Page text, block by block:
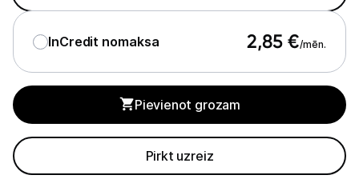
Lādētāji, kabeļi un adapteri
Brīvroku austiņas
Piederumi
Stacionārie un bezvadu telefoni
InCredit nomaksa 2,85 €/mēn.
Pievienot grozam
Pirkt uzreiz